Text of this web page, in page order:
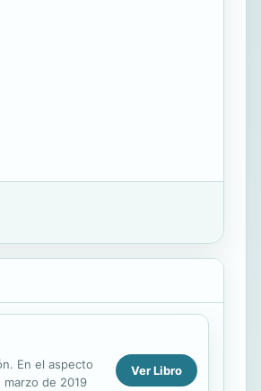
En el aspecto
de 2019
Ver Libro